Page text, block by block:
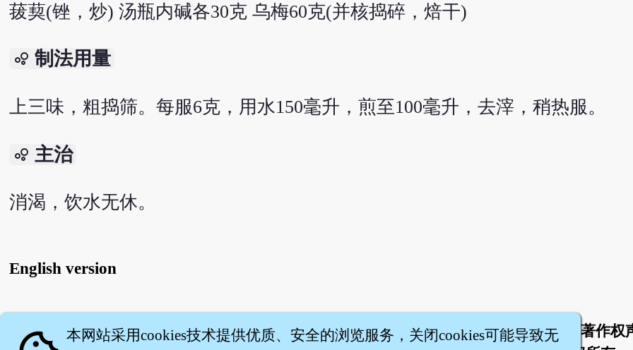
菝葜(锉，炒) 汤瓶内碱各30克 乌梅60克(并核捣碎，焙干)
bubble_chart 制法用量
上三味，粗捣筛。每服6克，用水150毫升，煎至100毫升，去滓，稍热服。
bubble_chart 主治
消渴，饮水无休。
English version
关于 | 联络我们 服务条款 隐私权条款
著作权
本网站采用cookies技术提供优质、安全的浏览服务，关闭cookies可能导致无